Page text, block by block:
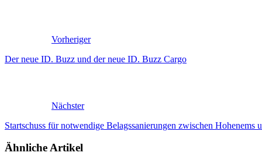
Vorheriger
Der neue ID. Buzz und der neue ID. Buzz Cargo
Nächster
Startschuss für notwendige Belagssanierungen zwischen Hohenems
Ähnliche Artikel